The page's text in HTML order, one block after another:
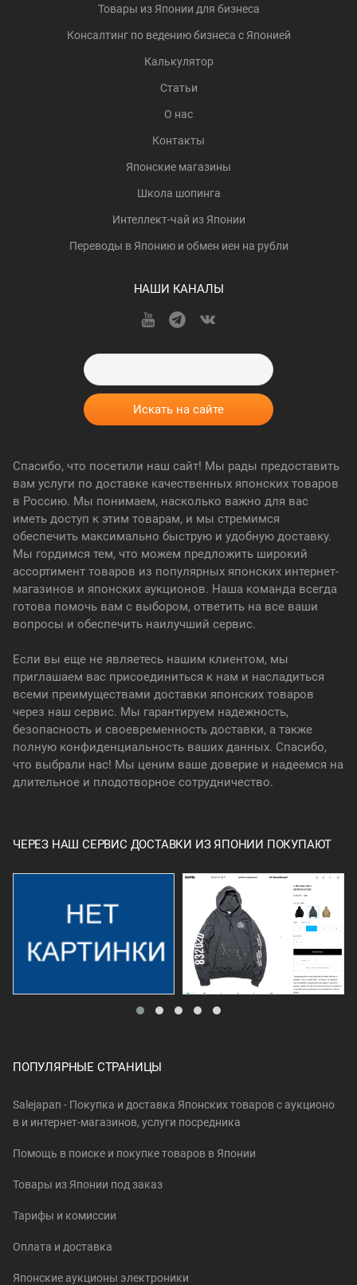
Товары из Японии для бизнеса
Консалтинг по ведению бизнеса с Японией
Калькулятор
Статьи
О нас
Контакты
Японские магазины
Школа шопинга
Интеллект-чай из Японии
Переводы в Японию и обмен иен на рубли
НАШИ КАНАЛЫ
Спасибо, что посетили наш сайт! Мы рады предоставить
вам услуги по доставке качественных японских товаров
в Россию. Мы понимаем, насколько важно для вас
иметь доступ к этим товарам, и мы стремимся
обеспечить максимально быструю и удобную доставку.
Мы гордимся тем, что можем предложить широкий
ассортимент товаров из популярных японских интернет-
магазинов и японских аукционов. Наша команда всегда
готова помочь вам с выбором, ответить на все ваши
вопросы и обеспечить наилучший сервис.
Если вы еще не являетесь нашим клиентом, мы
приглашаем вас присоединиться к нам и насладиться
всеми преимуществами доставки японских товаров
через наш сервис. Мы гарантируем надежность,
безопасность и своевременность доставки, а также
полную конфиденциальность ваших данных. Спасибо,
что выбрали нас! Мы ценим ваше доверие и надеемся на
длительное и плодотворное сотрудничество.
ЧЕРЕЗ НАШ СЕРВИС ДОСТАВКИ ИЗ ЯПОНИИ ПОКУПАЮТ
ПОПУЛЯРНЫЕ СТРАНИЦЫ
Salejapan - Покупка и доставка Японских товаров c аукционо
в и интернет-магазинов, услуги посредника
Помощь в поиске и покупке товаров в Японии
Товары из Японии под заказ
Тарифы и комиссии
Оплата и доставка
Японские аукционы электроники